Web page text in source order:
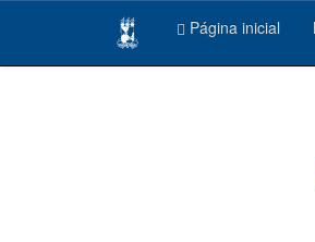
Página inicial